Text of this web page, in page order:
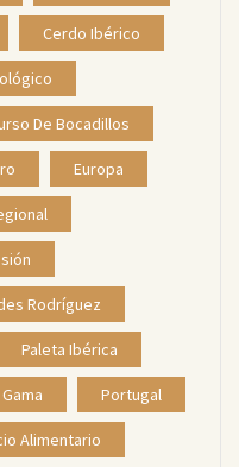
Cerdo Ibérico
De Bocadillos
Europa
Rodríguez
Paleta Ibérica
Portugal
Alimentario